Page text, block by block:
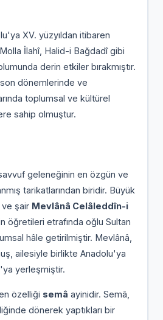
XV. yüzyıldan itibaren
Molla İlahî, Halid-i Bağdadî gibi
derin etkiler bırakmıştır.
son dönemlerinde ve
toplumsal ve kültürel
sahip olmuştur.
geleneğinin en özgün ve
tarikatlarından biridir. Büyük
ve şair Mevlânâ Celâleddîn-i
öğretileri etrafında oğlu Sultan
hâle getirilmiştir. Mevlânâ,
ailesiyle birlikte Anadolu'ya
yerleşmiştir.
özelliği semâ ayinidir. Semâ,
dönerek yaptıkları bir